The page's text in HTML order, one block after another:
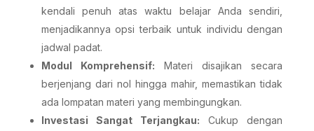
kendali penuh atas waktu belajar Anda sendiri,
menjadikannya opsi terbaik untuk individu dengan
jadwal padat.
Modul Komprehensif: Materi disajikan secara
berjenjang dari nol hingga mahir, memastikan tidak
ada lompatan materi yang membingungkan.
Investasi Sangat Terjangkau: Cukup dengan